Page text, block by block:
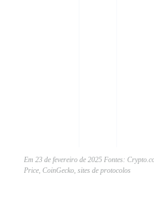
Em 23 de fevereiro de 2025 Fontes:
Price, CoinGecko, sites de protocolos